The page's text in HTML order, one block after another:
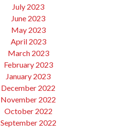
July 2023
June 2023
May 2023
April 2023
March 2023
February 2023
January 2023
December 2022
November 2022
October 2022
September 2022